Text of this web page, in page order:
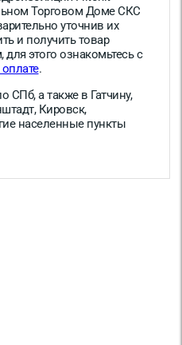
Торговом Доме СКС
уточнив их
и получить товар
этого ознакомьтесь с
.
СПб, а также в Гатчину,
Кировск,
населенные пункты